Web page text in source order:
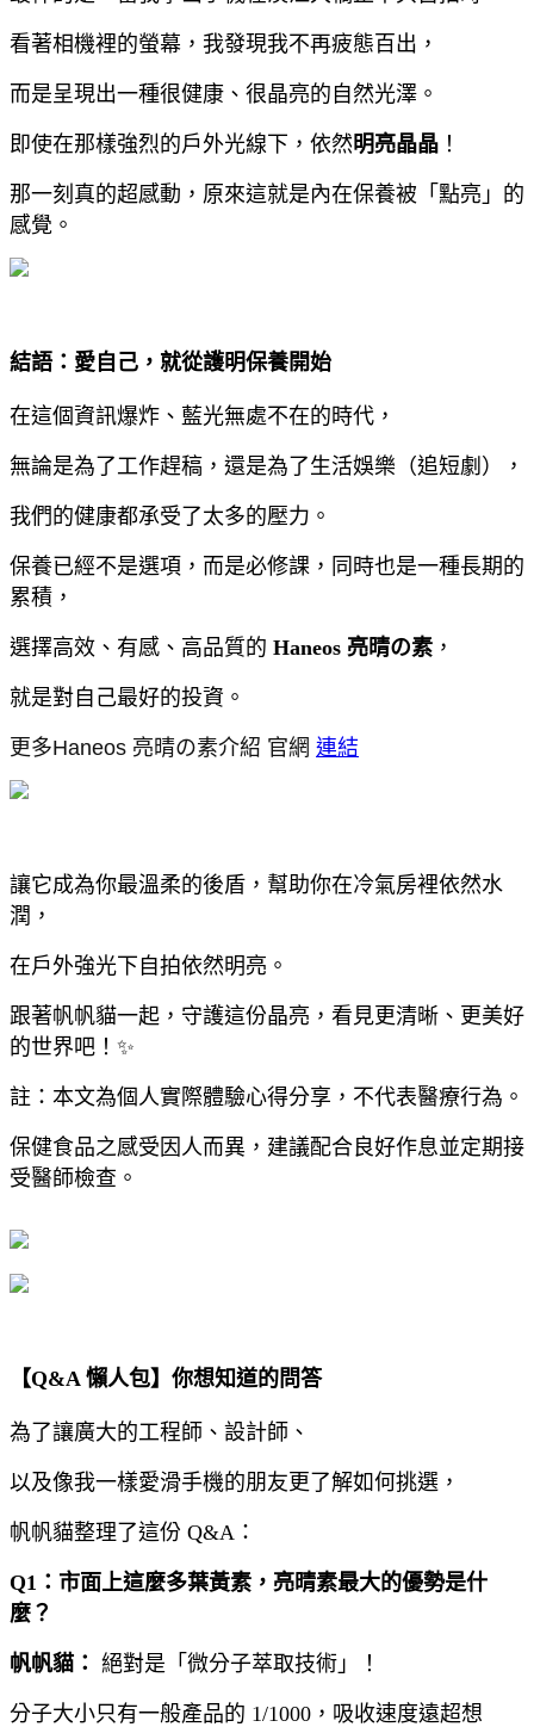
看著相機裡的螢幕，我發現我不再疲態百出，
而是呈現出一種很健康、很晶亮的自然光澤。
即使在那樣強烈的戶外光線下，依然明亮晶晶 ！
那一刻真的超感動，原來這就是內在保養被「點亮」的
感覺。
結語：愛自己，就從護明保養開始
在這個資訊爆炸、藍光無處不在的時代，
無論是為了工作趕稿，還是為了生活娛樂（追短劇），
我們的健康都承受了太多的壓力。
保養已經不是選項，而是必修課，同時也是一種長期的
累積，
選擇高效、有感、高品質的 Haneos 亮晴の素 ，
就是對自己最好的投資。
更多Haneos 亮晴の素介紹 官網 連結
讓它成為你最溫柔的後盾，幫助你在冷氣房裡依然水
潤，
在戶外強光下自拍依然明亮。
跟著帆帆貓一起，守護這份晶亮，看見更清晰、更美好
的世界吧！✨
註：本文為個人實際體驗心得分享，不代表醫療行為。
保健食品之感受因人而異，建議配合良好作息並定期接
受醫師檢查。
【Q&A 懶人包】你想知道的問答
為了讓廣大的工程師、設計師、
以及像我一樣愛滑手機的朋友更了解如何挑選，
帆帆貓整理了這份 Q&A：
Q1：市面上這麼多葉黃素，亮晴素最大的優勢是什
麼？
帆帆貓： 絕對是「微分子萃取技術」！
分子大小只有一般產品的 1/1000，吸收速度遠超想